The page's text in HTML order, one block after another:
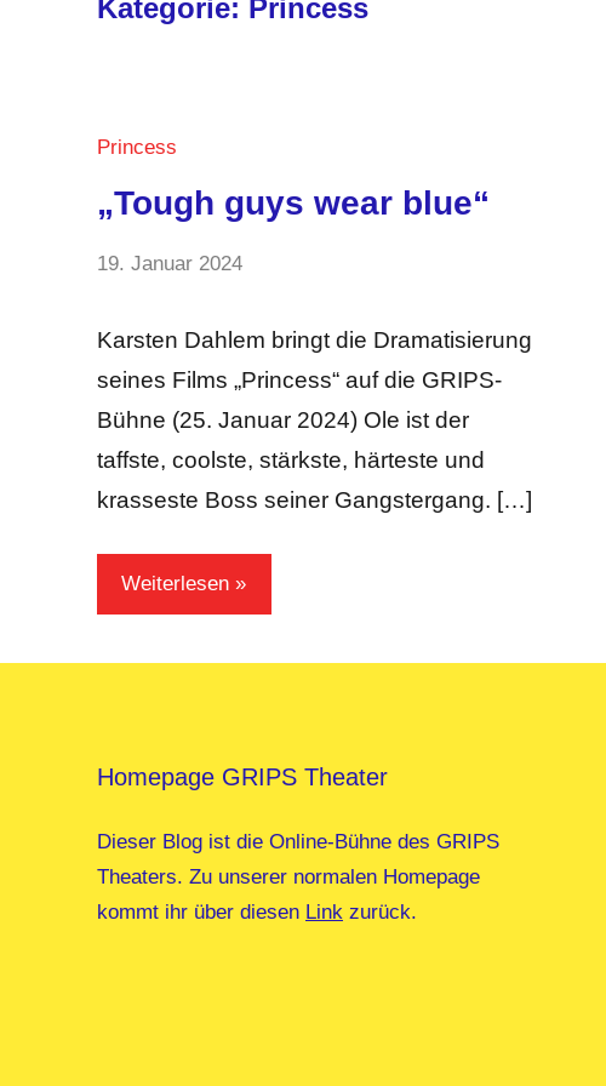
Kategorie: Princess
Princess
„Tough guys wear blue“
von
Kraus
19. Januar 2024
Karsten Dahlem bringt die Dramatisierung
seines Films „Princess“ auf die GRIPS-
Bühne (25. Januar 2024) Ole ist der
taffste, coolste, stärkste, härteste und
krasseste Boss seiner Gangstergang. […]
Weiterlesen
Homepage GRIPS Theater
Dieser Blog ist die Online-Bühne des GRIPS
Theaters. Zu unserer normalen Homepage
kommt ihr über diesen Link zurück.